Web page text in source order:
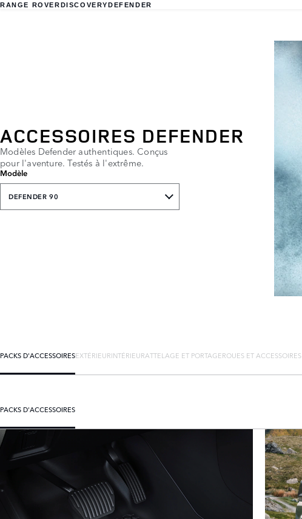
RANGE ROVERDISCOVERYDEFENDER
ACCESSOIRES DEFENDER
Modèles Defender authentiques. Conçus
pour l'aventure. Testés à l'extrême.
Modèle
DEFENDER 90
PACKS D'ACCESSOIRESEXTÉRIEURINTÉRIEURATTELAGE ET PORTAGEROUES ET ACCESSOIRES
PACKS D'ACCESSOIRES